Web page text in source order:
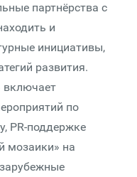
партнёрства с
и
инициативы,
развития.
включает
по
PR-поддержке
мозаики» на